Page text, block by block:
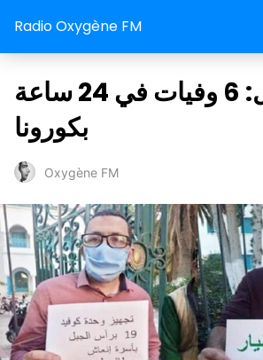
Radio Oxygène FM
راس الجبل: 6 وفيات في 24 ساعة
بكورونا
Oxygène FM